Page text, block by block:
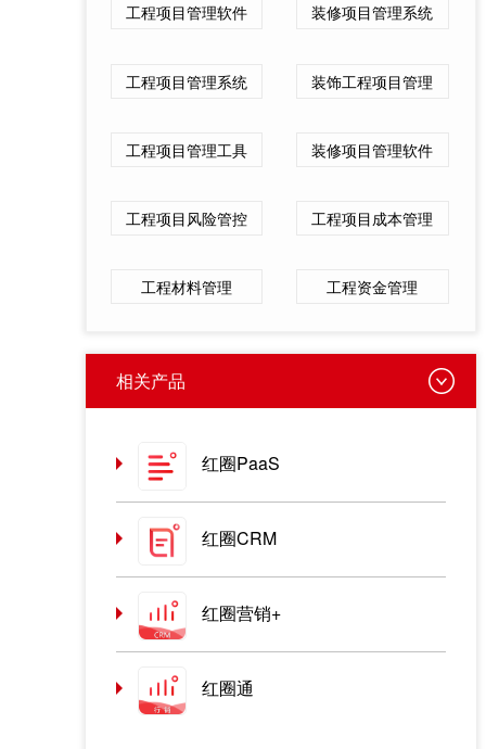
工程项目管理软件 装修项目管理系统
工程项目管理系统 装饰工程项目管理
工程项目管理工具 装修项目管理软件
工程项目风险管控 工程项目成本管理
工程材料管理 工程资金管理
相关产品
红圈PaaS
红圈CRM
红圈营销+
红圈通